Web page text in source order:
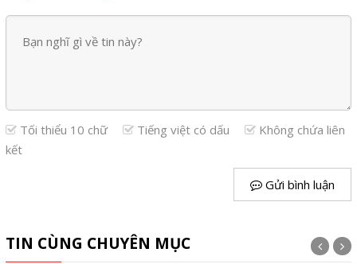
Tối thiểu 10 chữ Tiếng việt có dấu
Không chứa liên
kết
Gửi bình luận
TIN CÙNG CHUYÊN MỤC